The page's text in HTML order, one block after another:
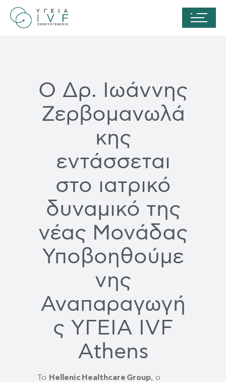
Ο Δρ. Ιωάννης
Ζερβομανωλά
κης
εντάσσεται
στο ιατρικό
δυναμικό της
νέας Μονάδας
Υποβοηθούμε
νης
Αναπαραγωγή
ς ΥΓΕΙΑ IVF
Athens
Το Hellenic Healthcare Group, ο